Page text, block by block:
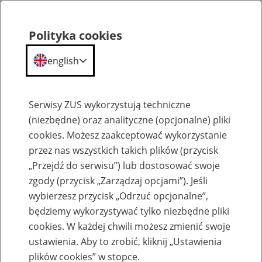
Szkolenia
Zaproś ZUS do siebie: Aktywni 50+
Polityka cookies
english
Serwisy ZUS wykorzystują techniczne
(niezbędne) oraz analityczne (opcjonalne) pliki
cookies. Możesz zaakceptować wykorzystanie
przez nas wszystkich takich plików (przycisk
„Przejdź do serwisu”) lub dostosować swoje
zgody (przycisk „Zarządzaj opcjami”). Jeśli
wybierzesz przycisk „Odrzuć opcjonalne”,
będziemy wykorzystywać tylko niezbędne pliki
cookies. W każdej chwili możesz zmienić swoje
ustawienia. Aby to zrobić, kliknij „Ustawienia
plików cookies” w stopce.